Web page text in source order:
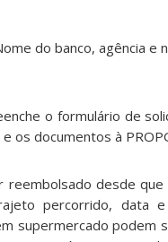
do banco, agência
o formulário de
os documentos à
desde
percorrido, data
supermercado